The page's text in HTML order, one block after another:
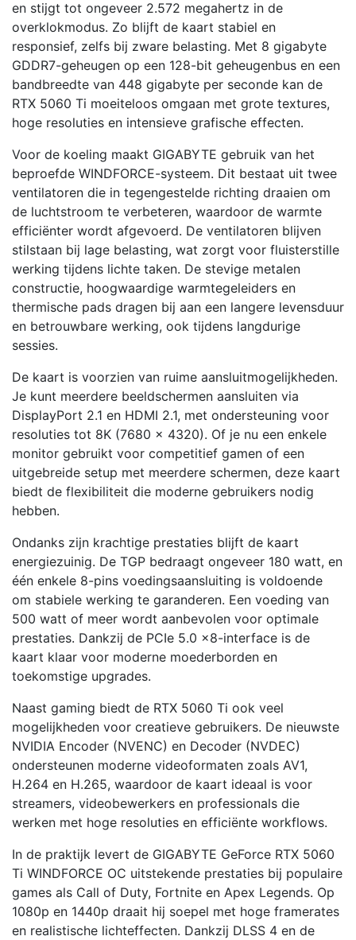
en stijgt tot ongeveer 2.572 megahertz in de
overklokmodus. Zo blijft de kaart stabiel en
responsief, zelfs bij zware belasting. Met 8 gigabyte
GDDR7-geheugen op een 128-bit geheugenbus en een
bandbreedte van 448 gigabyte per seconde kan de
RTX 5060 Ti moeiteloos omgaan met grote textures,
hoge resoluties en intensieve grafische effecten.
Voor de koeling maakt GIGABYTE gebruik van het
beproefde WINDFORCE-systeem. Dit bestaat uit twee
ventilatoren die in tegengestelde richting draaien om
de luchtstroom te verbeteren, waardoor de warmte
efficiënter wordt afgevoerd. De ventilatoren blijven
stilstaan bij lage belasting, wat zorgt voor fluisterstille
werking tijdens lichte taken. De stevige metalen
constructie, hoogwaardige warmtegeleiders en
thermische pads dragen bij aan een langere levensduur
en betrouwbare werking, ook tijdens langdurige
sessies.
De kaart is voorzien van ruime aansluitmogelijkheden.
Je kunt meerdere beeldschermen aansluiten via
DisplayPort 2.1 en HDMI 2.1, met ondersteuning voor
resoluties tot 8K (7680 × 4320). Of je nu een enkele
monitor gebruikt voor competitief gamen of een
uitgebreide setup met meerdere schermen, deze kaart
biedt de flexibiliteit die moderne gebruikers nodig
hebben.
Ondanks zijn krachtige prestaties blijft de kaart
energiezuinig. De TGP bedraagt ongeveer 180 watt, en
één enkele 8-pins voedingsaansluiting is voldoende
om stabiele werking te garanderen. Een voeding van
500 watt of meer wordt aanbevolen voor optimale
prestaties. Dankzij de PCIe 5.0 x8-interface is de
kaart klaar voor moderne moederborden en
toekomstige upgrades.
Naast gaming biedt de RTX 5060 Ti ook veel
mogelijkheden voor creatieve gebruikers. De nieuwste
NVIDIA Encoder (NVENC) en Decoder (NVDEC)
ondersteunen moderne videoformaten zoals AV1,
H.264 en H.265, waardoor de kaart ideaal is voor
streamers, videobewerkers en professionals die
werken met hoge resoluties en efficiënte workflows.
In de praktijk levert de GIGABYTE GeForce RTX 5060
Ti WINDFORCE OC uitstekende prestaties bij populaire
games als Call of Duty, Fortnite en Apex Legends. Op
1080p en 1440p draait hij soepel met hoge framerates
en realistische lichteffecten. Dankzij DLSS 4 en de